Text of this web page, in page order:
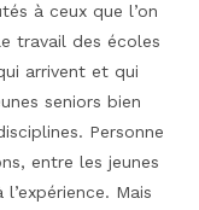
à ceux que l’on
travail des écoles
arrivent et qui
seniors bien
Personne
entre les jeunes
Mais